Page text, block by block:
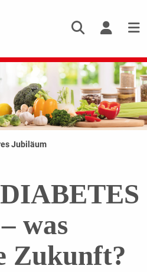
Jubiläum
was
Zukunft?